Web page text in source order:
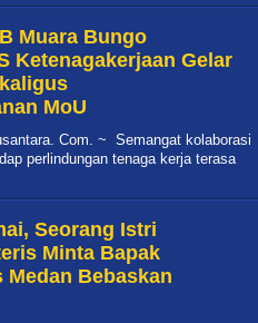
Muara Bungo
Ketenagakerjaan Gelar
MoU
Com. ~ Semangat kolaborasi
perlindungan tenaga kerja terasa
Seorang Istri
Minta Bapak
Medan Bebaskan